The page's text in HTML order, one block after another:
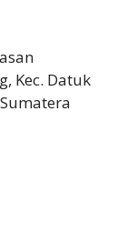
Kec. Datuk